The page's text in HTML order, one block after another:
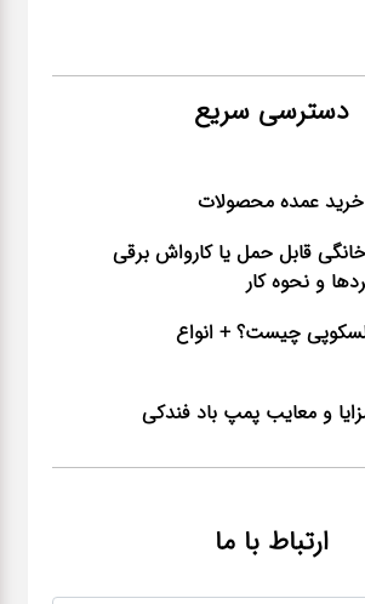
دسترسی سریع
خرید عمده محصولات
قابل حمل یا کارواش برقی
و نحوه کار
چیست؟ + انواع
ارتباط با ما